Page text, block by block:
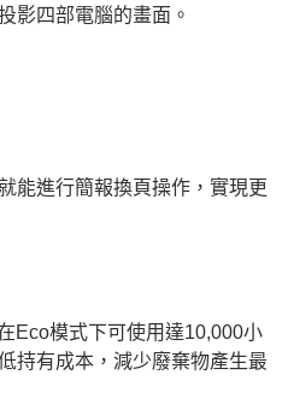
影四部電腦的畫面。
能進行簡報換頁操作，實現更
Eco模式下可使用達10,000小
持有成本，減少廢棄物產生最